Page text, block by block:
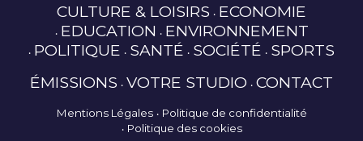
CULTURE & LOISIRS ECONOMIE
EDUCATION ENVIRONNEMENT
POLITIQUE SANTÉ SOCIÉTÉ SPORTS
ÉMISSIONS VOTRE STUDIO CONTACT
Mentions Légales
Politique de confidentialité
Politique des cookies